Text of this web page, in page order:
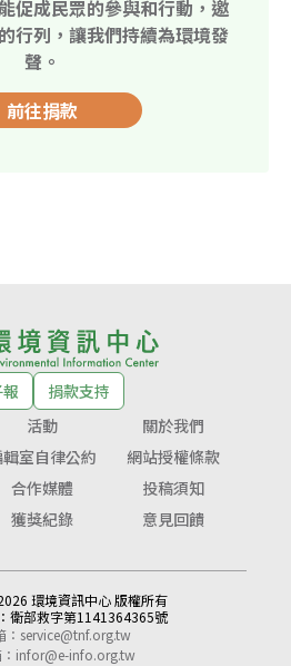
促成民眾的參與和行動，邀
行列，讓我們持續為環境發
聲。
前往捐款
捐款支持
活動
關於我們
室自律公約
網站授權條款
合作媒體
投稿須知
獲獎紀錄 意見回饋
環境資訊中心 版權所有
衛部救字第1141364365號
service@tnf.org.tw
infor@e-info.org.tw